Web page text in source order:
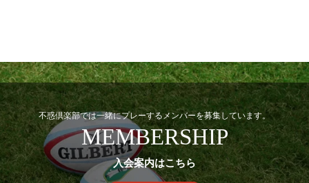
不惑倶楽部では一緒にプレーするメンバーを募集しています。
MEMBERSHIP
入会案内はこちら